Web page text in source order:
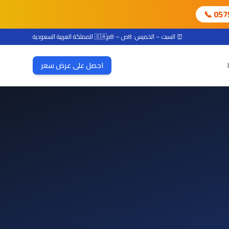
📞
⏰ السبت – الخميس: 8ص – 8م 🇸🇦 المملكة العربية السعودية
احصل على عرض سعر